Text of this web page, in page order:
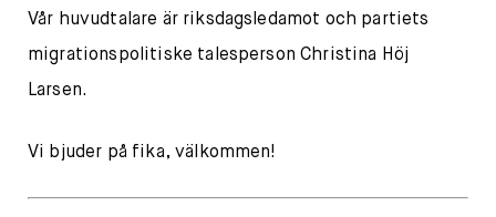
Vår huvudtalare är riksdagsledamot och partiets
migrationspolitiske talesperson Christina Höj
Larsen.
Vi bjuder på fika, välkommen!